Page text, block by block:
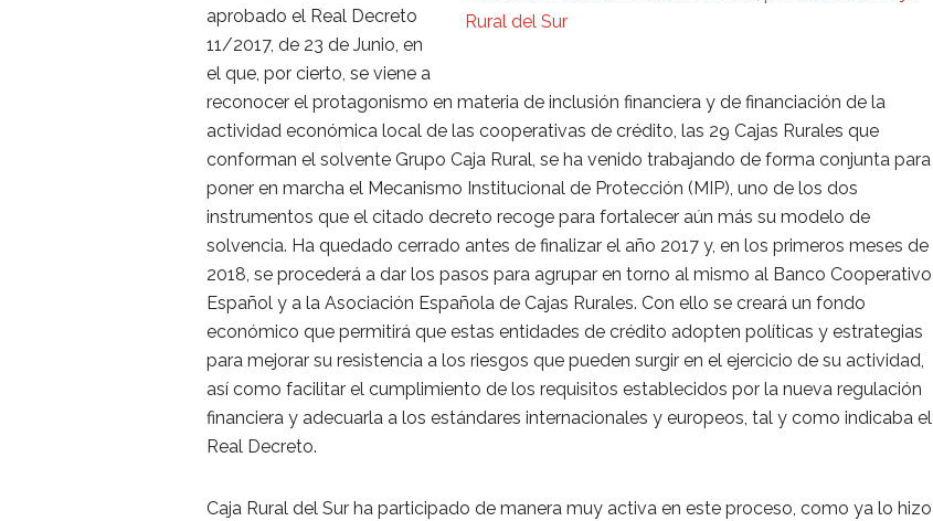
aprobado el Real Decreto
11/2017, de 23 de Junio, en
el que, por cierto, se viene a
reconocer el protagonismo en materia de inclusión financiera y de financiación de la
actividad económica local de las cooperativas de crédito, las 29 Cajas Rurales que
conforman el solvente Grupo Caja Rural, se ha venido trabajando de forma conjunta para
poner en marcha el Mecanismo Institucional de Protección (MIP), uno de los dos
instrumentos que el citado decreto recoge para fortalecer aún más su modelo de
solvencia. Ha quedado cerrado antes de finalizar el año 2017 y, en los primeros meses de
2018, se procederá a dar los pasos para agrupar en torno al mismo al Banco Cooperativo
Español y a la Asociación Española de Cajas Rurales. Con ello se creará un fondo
económico que permitirá que estas entidades de crédito adopten políticas y estrategias
para mejorar su resistencia a los riesgos que pueden surgir en el ejercicio de su actividad,
así como facilitar el cumplimiento de los requisitos establecidos por la nueva regulación
financiera y adecuarla a los estándares internacionales y europeos, tal y como indicaba el
Real Decreto.
Caja Rural del Sur ha participado de manera muy activa en este proceso, como ya lo hizo